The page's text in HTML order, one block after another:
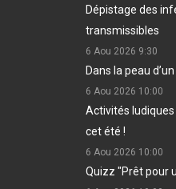
Dépistage des
transmissibles
6 Aou 2026 9:30
Dans la peau
6 Aou 2026 10:00
Activités
cet été !
6 Aou 2026 10:00
Quizz "Prêt pour